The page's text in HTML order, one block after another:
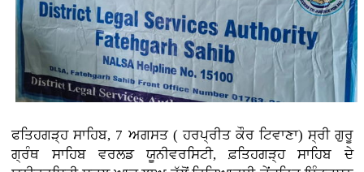
ਫਤਿਹਗੜ੍ਹ ਸਾਹਿਬ, 7 ਅਗਸਤ ( ਹਰਪ੍ਰੀਤ ਕੌਰ ਟਿਵਾਣਾ)ਸ੍ਰੀ ਗੁਰੂ
ਗ੍ਰੰਥ ਸਾਹਿਬ ਵਰਲਡ ਯੂਨੀਵਰਸਿਟੀ, ਫ਼ਤਿਹਗੜ੍ਹ ਸਾਹਿਬ ਦੇ